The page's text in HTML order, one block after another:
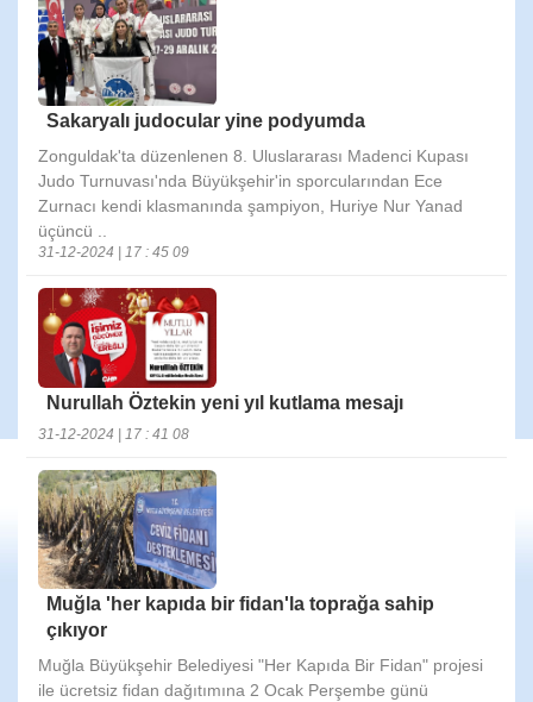
Sakaryalı judocular yine podyumda
Zonguldak'ta düzenlenen 8. Uluslararası Madenci Kupası
Judo Turnuvası'nda Büyükşehir'in sporcularından Ece
Zurnacı kendi klasmanında şampiyon, Huriye Nur Yanad
üçüncü ..
31-12-2024 | 17 : 45 09
Nurullah Öztekin yeni yıl kutlama mesajı
31-12-2024 | 17 : 41 08
Muğla 'her kapıda bir fidan'la toprağa sahip
çıkıyor
Muğla Büyükşehir Belediyesi "Her Kapıda Bir Fidan" projesi
ile ücretsiz fidan dağıtımına 2 Ocak Perşembe günü